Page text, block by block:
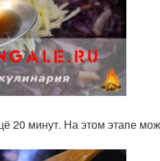
минут. На этом этапе